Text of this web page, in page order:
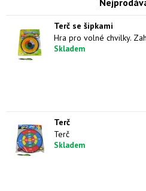
Terč se šipkami
Hra pro volné chvilky.
Skladem
Terč
Terč
Skladem